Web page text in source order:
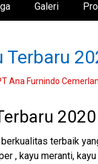
Galeri
Terbaru
Ana Furnindo
2020
terbaik
, kayu meranti,